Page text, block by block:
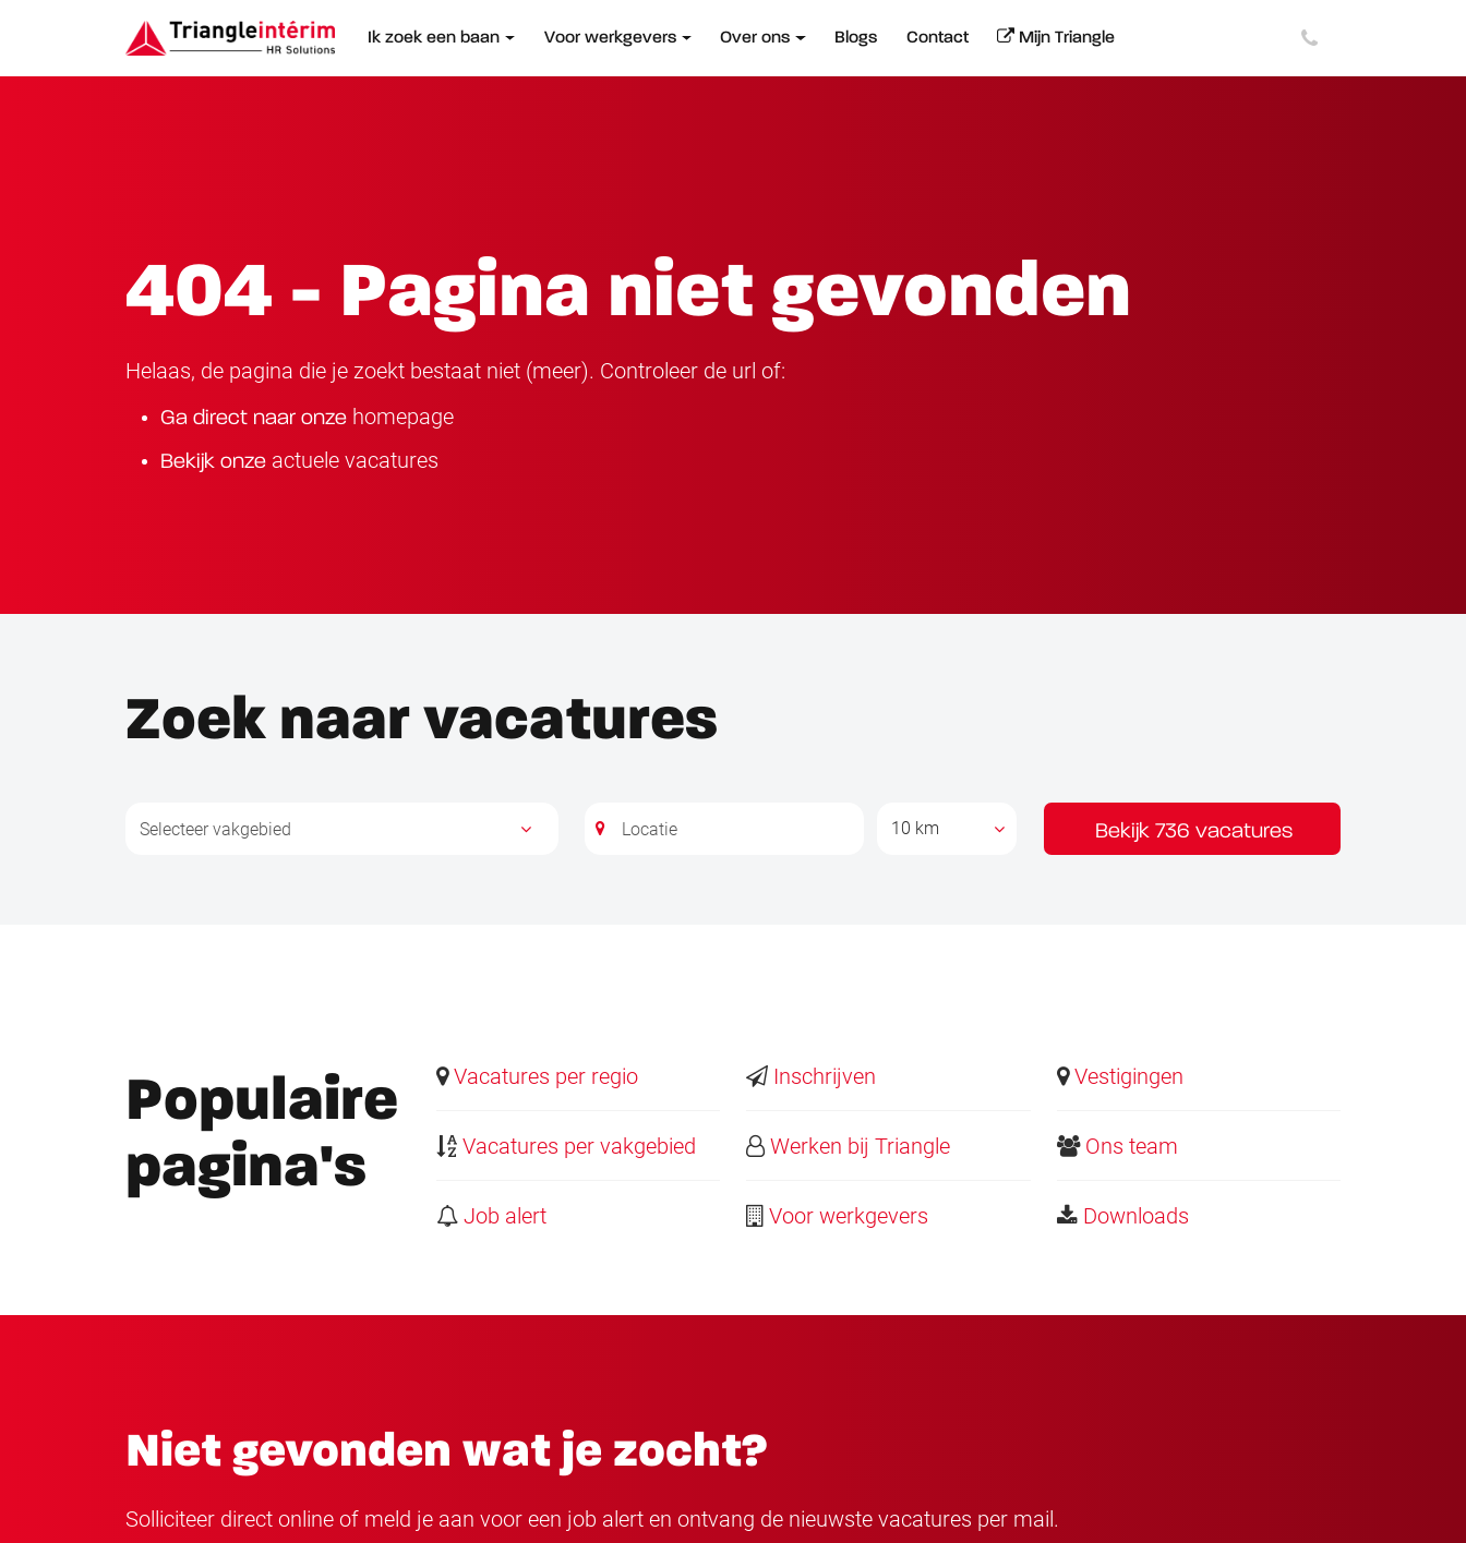
Ik zoek een baan Voor werkgevers Over ons Blogs Contact Mijn Triangle
404 - Pagina niet gevonden
Helaas, de pagina die je zoekt bestaat niet (meer). Controleer de url of:
Ga direct naar onze homepage
Bekijk onze actuele vacatures
Zoek naar vacatures
10 km Bekijk 736 vacatures
Populaire
pagina's
Vacatures per regio
Vacatures per vakgebied
Job alert
Inschrijven
Werken bij Triangle
Voor werkgevers
Vestigingen
Ons team
Downloads
Niet gevonden wat je zocht?
Solliciteer direct online of meld je aan voor een job alert en ontvang de nieuwste vacatures per mail.